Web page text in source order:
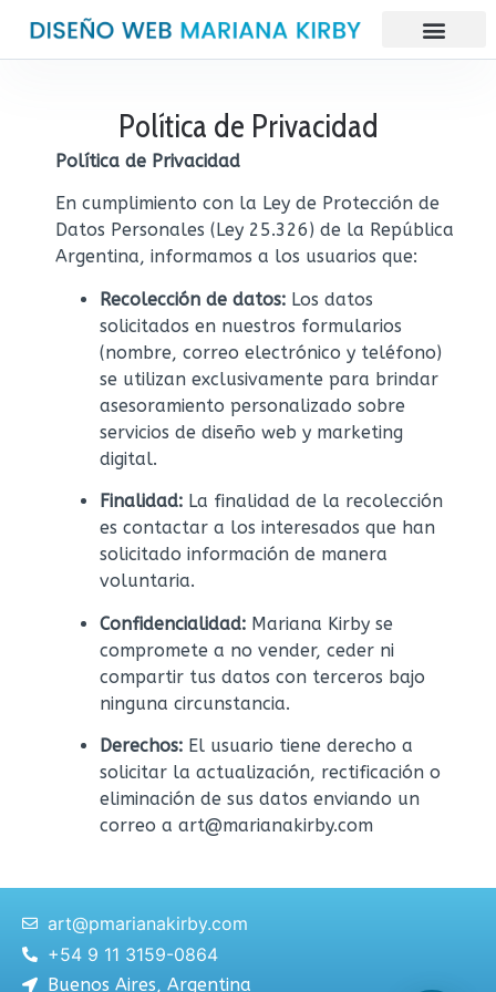
Política de Privacidad
Política de Privacidad
En cumplimiento con la Ley de Protección de
Datos Personales (Ley 25.326) de la República
Argentina, informamos a los usuarios que:
Recolección de datos: Los datos
solicitados en nuestros formularios
(nombre, correo electrónico y teléfono)
se utilizan exclusivamente para brindar
asesoramiento personalizado sobre
servicios de diseño web y marketing
digital.
Finalidad: La finalidad de la recolección
es contactar a los interesados que han
solicitado información de manera
voluntaria.
Confidencialidad: Mariana Kirby se
compromete a no vender, ceder ni
compartir tus datos con terceros bajo
ninguna circunstancia.
Derechos: El usuario tiene derecho a
solicitar la actualización, rectificación o
eliminación de sus datos enviando un
correo a art@marianakirby.com
art@pmarianakirby.com
+54 9 11 3159-0864
Buenos Aires, Argentina